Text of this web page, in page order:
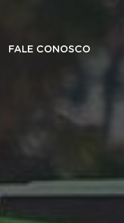
FALE CONOSCO